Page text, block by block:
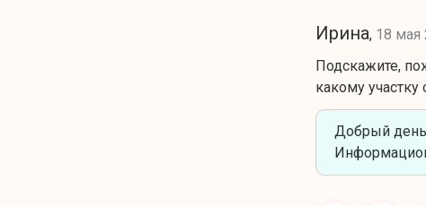
Ирина, 18 мая
Подскажите,
какому участку
Добрый